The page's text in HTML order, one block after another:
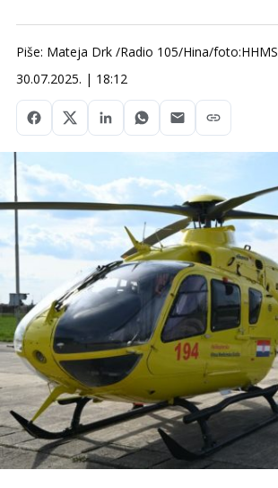
Piše: Mateja Drk /Radio 105/Hina/foto:HHMS
30.07.2025. | 18:12